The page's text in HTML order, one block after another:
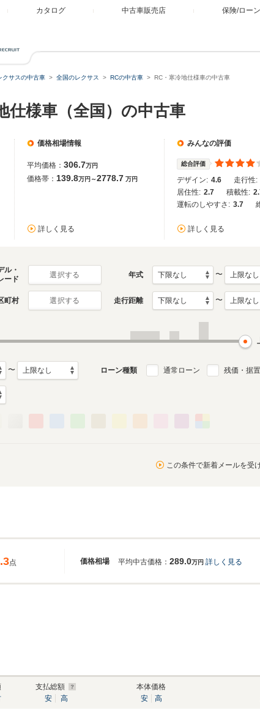
カタログ 中古車販売店 保険/ロー
クサスの中古車 全国のレクサス RCの中古車 RC・寒冷地仕様車の中古車
仕様車（全国）の中古車
価格相場情報
平均価格： 306.7万円
価格帯： 139.8万円～2778.7 万円
詳しく見る
みんなの評価
総合評価
デザイン: 4.6 走行性:
居住性: 2.7 積載性:
運転のしやすさ: 3.7
詳しく見る
ル・
ード
選択する 年式 〜
町村 選択する 走行距離 〜
〜 ローン種類 通常ローン 残価・据
この条件で新着メールを受
価格相場
点 平均中古価格： 289.0万円 詳しく見る
支払総額
安
高
本体価格
安
高